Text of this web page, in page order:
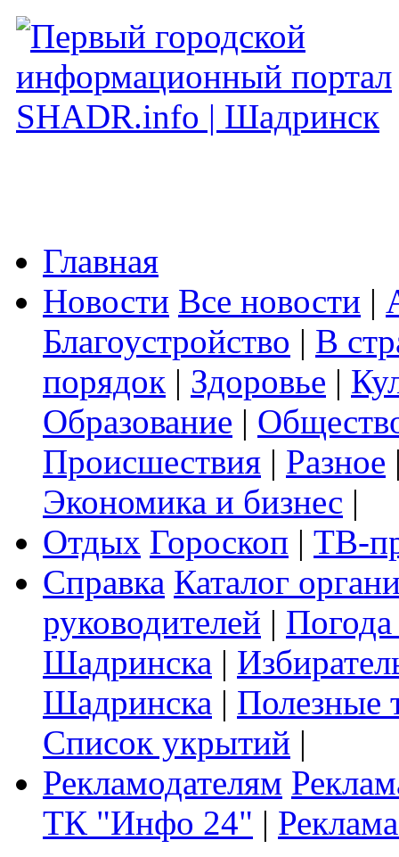
Главная
Новости Все новости |
Благоустройство | В
порядок | Здоровье |
Образование |
Происшествия | Разное
Экономика и бизнес |
Отдых Гороскоп | ТВ-
Справка Каталог
руководителей |
Шадринска |
Шадринска | Полезные
Список укрытий |
Рекламодателям
ТК "Инфо 24" |